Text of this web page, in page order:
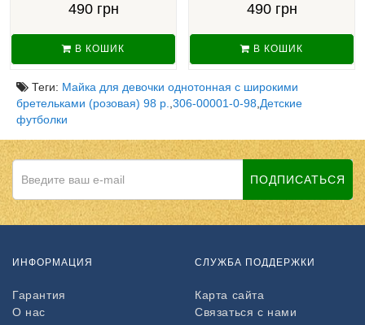
490 грн
В КОШИК
490 грн
В КОШИК
Теги: Майка для девочки однотонная с широкими
бретельками (розовая) 98 р. 306-00001-0-98 Детские
футболки
ПОДПИСАТЬСЯ
ИНФОРМАЦИЯ
Гарантия
О нас
СЛУЖБА ПОДДЕРЖКИ
Карта сайта
Связаться с нами